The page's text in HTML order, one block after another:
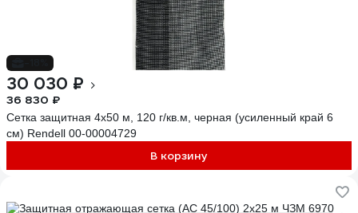
30 030 ₽
36 830 ₽
Сетка защитная 4x50 м, 120 г/кв.м, черная (усиленный край 6
см) Rendell 00-00004729
В корзину